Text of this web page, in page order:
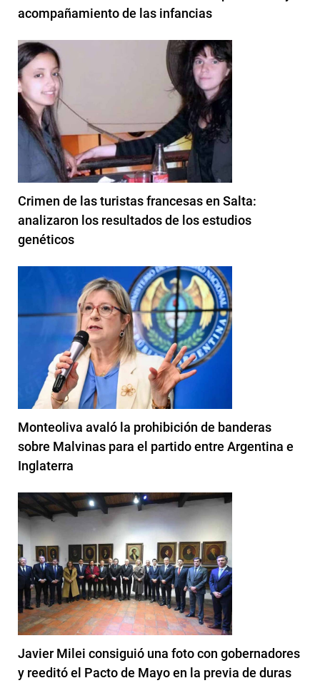
acompañamiento de las infancias
Crimen de las turistas francesas en Salta:
analizaron los resultados de los estudios
genéticos
Monteoliva avaló la prohibición de banderas
sobre Malvinas para el partido entre Argentina e
Inglaterra
Javier Milei consiguió una foto con gobernadores
y reeditó el Pacto de Mayo en la previa de duras